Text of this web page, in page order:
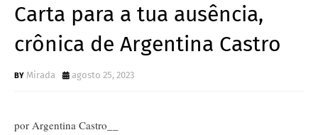
Carta para a tua ausência,
crônica de Argentina Castro
Mirada agosto 25, 2023
por Argentina Castro__